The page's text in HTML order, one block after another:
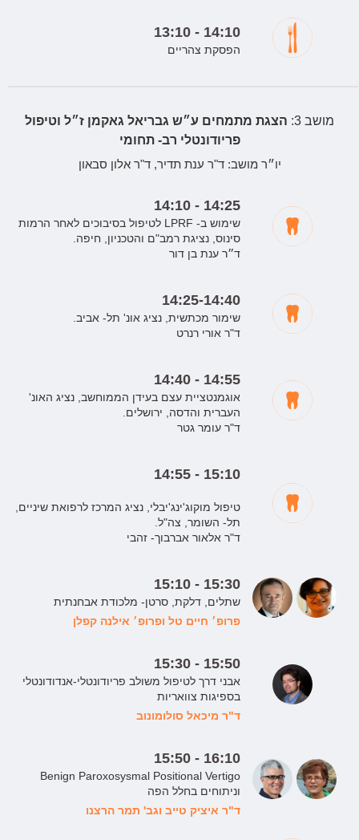
13:10 - 14:10
הפסקת צהריים
מושב 3:
הצגת מתמחים ע״ש גבריאל גאקמן ז״ל וטיפול
פריודונטלי רב- תחומי
יו״ר מושב:ד"ר ענת תדיר, ד"ר אלון סבאון
14:10 - 14:25
שימוש ב- LPRF לטיפול בסיבוכים לאחר הרמות
סינוס, נציגת רמב"ם והטכניון, חיפה.
ד״ר ענת בן דור
14:25-14:40
שימור מכתשית, נציג אונ' תל- אביב.
ד"ר אורי רנרט
14:40 - 14:55
אוגמנטציית עצם בעידן הממוחשב, נציג האונ'
העברית והדסה, ירושלים.
ד"ר עומר גטר
14:55 - 15:10
טיפול מוקוג'ינג'יבלי, נציג המרכז לרפואת שיניים,
תל- השומר, צה"ל.
ד"ר אלאור אברבוך- זהבי
15:10 - 15:30
שתלים, דלקת, סרטן- מלכודת אבחנתית
פרופ׳ חיים טל ופרופ׳ אילנה קפלן
15:30 - 15:50
אבני דרך לטיפול משולב פריודונטלי-אנדודונטלי
בספיגות צוואריות
ד"ר מיכאל סולומונוב
15:50 - 16:10
Benign Paroxosysmal Positional Vertigo
וניתוחים בחלל הפה
ד"ר איציק טייב וגב' תמר הרצנו